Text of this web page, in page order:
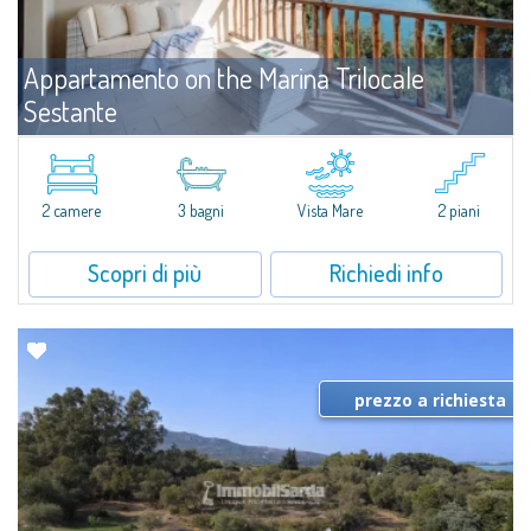
Appartamento on the Marina Trilocale
Sestante
Porto Cervo Affitto
​Esclusivo appartamento fronte mare su due livelli, nel cuore della Marina di
Porto Cervo.All’interno de Il Sestante, prestigioso complesso residenziale
immerso in un curato parco condominiale, questa proprietà...
2 camere 3 bagni Vista Mare 2 piani
Scopri di più Richiedi info
prezzo a richiesta